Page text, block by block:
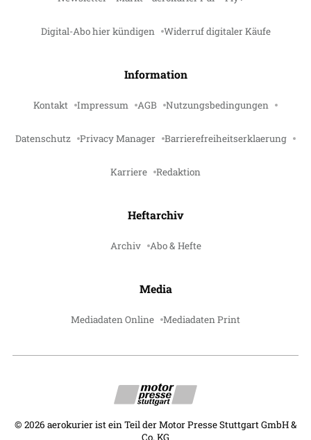
Digital-Abo hier kündigen Widerruf digitaler Käufe
Information
Kontakt Impressum AGB Nutzungsbedingungen
Datenschutz Privacy Manager Barrierefreiheitserklaerung
Karriere Redaktion
Heftarchiv
Archiv Abo & Hefte
Media
Mediadaten Online Mediadaten Print
© 2026 aerokurier ist ein Teil der Motor Presse Stuttgart GmbH &
Co. KG